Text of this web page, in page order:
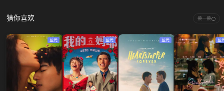
猜你喜欢 换一换
蓝光 蓝光 蓝光 蓝